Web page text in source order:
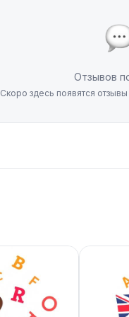
Отзывов
Скоро здесь появятся